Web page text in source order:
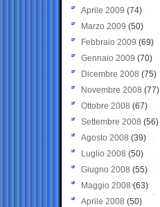
Aprile 2009 (74)
Marzo 2009 (50)
Febbraio 2009 (69)
Gennaio 2009 (70)
Dicembre 2008 (75)
Novembre 2008 (77)
Ottobre 2008 (67)
Settembre 2008 (56)
Agosto 2008 (39)
Luglio 2008 (50)
Giugno 2008 (55)
Maggio 2008(63)
Aprile 2008 (50)